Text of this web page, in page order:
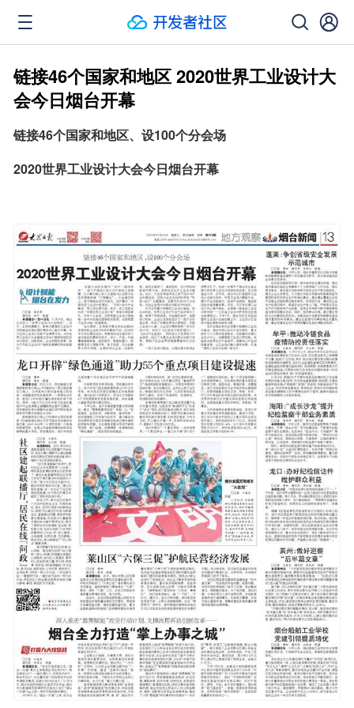
链接46个国家和地区 2020世界工业设计大
会今日烟台开幕
链接46个国家和地区、设100个分会场
2020世界工业设计大会今日烟台开幕